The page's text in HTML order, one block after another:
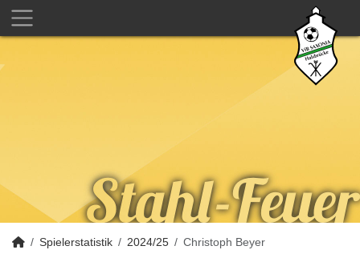
Spielerstatistik 2024/25 Christoph Beyer